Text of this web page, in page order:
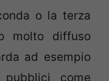
o la terza
molto diffuso
ad esempio
come